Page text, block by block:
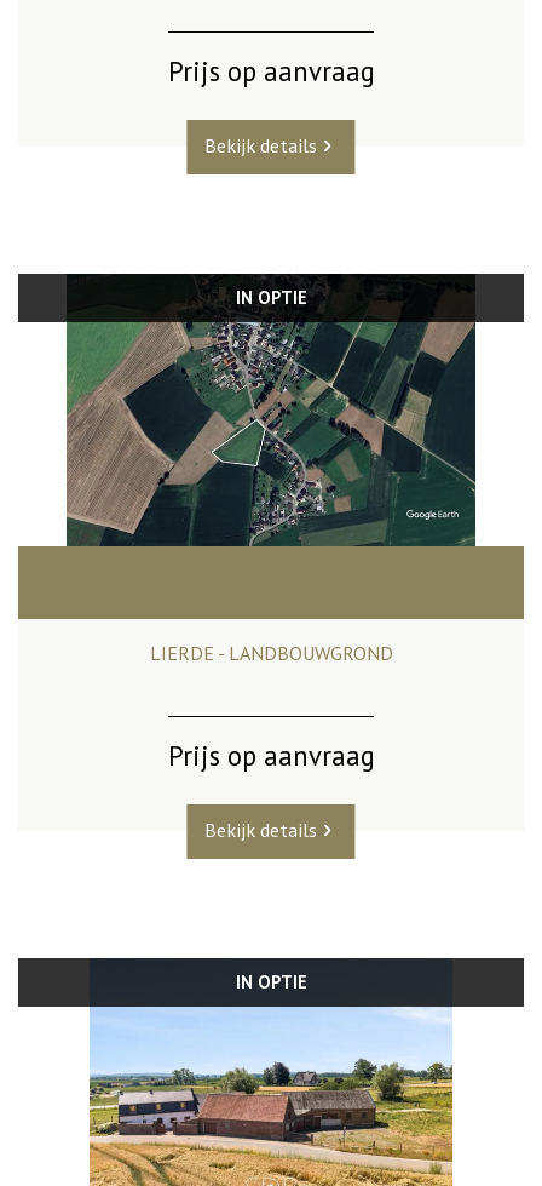
Prijs op aanvraag
Bekijk details
IN OPTIE
LIERDE - LANDBOUWGROND
Prijs op aanvraag
Bekijk details
IN OPTIE